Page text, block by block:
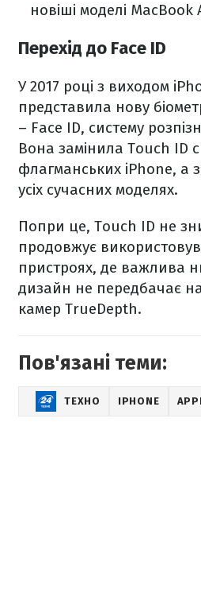
новіші моделі MacBook
Перехід до Face ID
У 2017 році з виходом
представила нову
– Face ID, систему
Вона замінила Touch ID
флагманських iPhone, а
усіх сучасних моделях.
Попри це, Touch ID не
продовжує
пристроях, де важлива
дизайн не передбачає
камер TrueDepth.
Пов'язані теми:
ТЕХНО IPHONE